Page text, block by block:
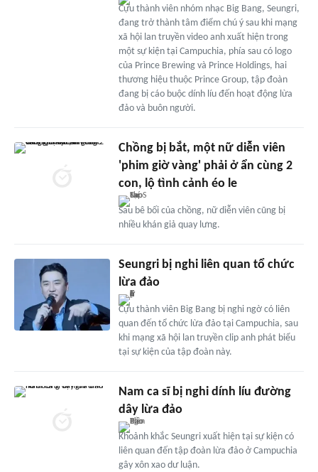
Cựu thành viên nhóm nhạc Big Bang, Seungri,
đang trở thành tâm điểm chú ý sau khi mạng
xã hội lan truyền video anh xuất hiện trong
một sự kiện tại Campuchia, phía sau có logo
của Prince Brewing và Prince Holdings, hai
thương hiệu thuộc Prince Group, tập đoàn
đang bị cáo buộc dính líu đến hoạt động lừa
đảo và buôn người.
Chồng bị bắt, một nữ diễn viên
'phim giờ vàng' phải ở ẩn cùng 2
con, lộ tình cảnh éo le
Sau bê bối của chồng, nữ diễn viên cũng bị
nhiều khán giả quay lưng.
Seungri bị nghi liên quan tổ chức
lừa đảo
Cựu thành viên Big Bang bị nghi ngờ có liên
quan đến tổ chức lừa đảo tại Campuchia, sau
khi mạng xã hội lan truyền clip anh phát biểu
tại sự kiện của tập đoàn này.
Nam ca sĩ bị nghi dính líu đường
dây lừa đảo
Khoảnh khắc Seungri xuất hiện tại sự kiện có
liên quan đến tập đoàn lừa đảo ở Campuchia
gây xôn xao dư luận.